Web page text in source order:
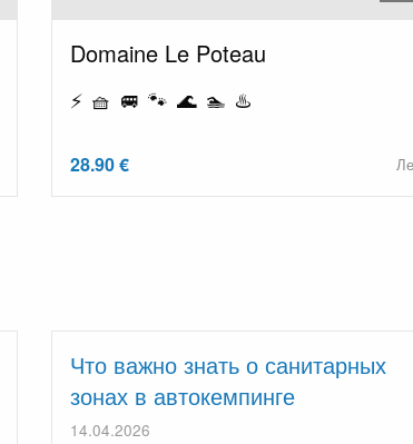
Domaine Le Poteau
⚡ 🧺 🚐 🐾 🌊 🏊 ♨️
28.90 €
Что важно знать о санитарных
зонах в автокемпинге
14.04.2026